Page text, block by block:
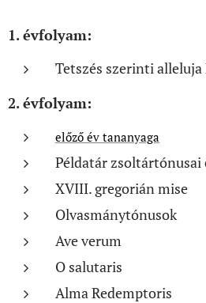
1. évfolyam:
Tetszés szerinti alleluja
2. évfolyam:
előző év tananyaga
Példatár zsoltártónusai
XVIII. gregorián mise
Olvasmánytónusok
Ave verum
O salutaris
Alma Redemptoris